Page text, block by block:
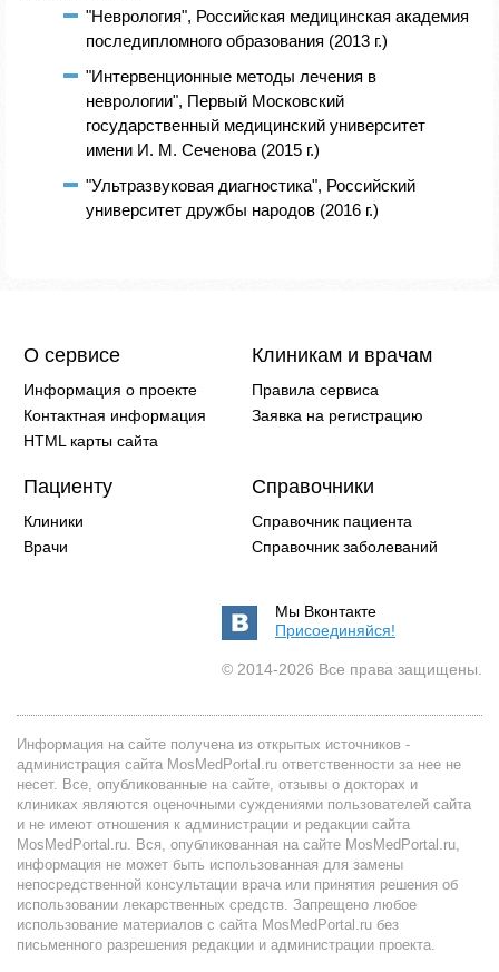
"Неврология", Российская медицинская академия
последипломного образования (2013 г.)
"Интервенционные методы лечения в
неврологии", Первый Московский
государственный медицинский университет
имени И. М. Сеченова (2015 г.)
"Ультразвуковая диагностика", Российский
университет дружбы народов (2016 г.)
О сервисе
Информация о проекте
Контактная информация
HTML карты сайта
Клиникам и врачам
Правила сервиса
Заявка на регистрацию
Пациенту
Клиники
Врачи
Справочники
Справочник пациента
Справочник заболеваний
Мы Вконтакте
Присоединяйся!
© 2014-2026 Все права защищены.
Информация на сайте получена из открытых источников -
администрация сайта MosMedPortal.ru ответственности за нее не
несет. Все, опубликованные на сайте, отзывы о докторах и
клиниках являются оценочными суждениями пользователей сайта
и не имеют отношения к администрации и редакции сайта
MosMedPortal.ru. Вся, опубликованная на сайте MosMedPortal.ru,
информация не может быть использованная для замены
непосредственной консультации врача или принятия решения об
использовании лекарственных средств. Запрещено любое
использование материалов с сайта MosMedPortal.ru без
письменного разрешения редакции и администрации проекта.